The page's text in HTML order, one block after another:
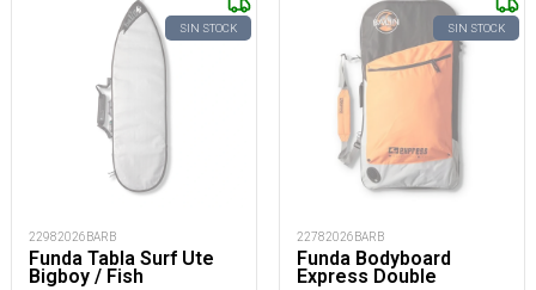
SIN STOCK
22982026BARB
Funda Tabla Surf Ute
Bigboy / Fish
SIN STOCK
22782026BARB
Funda Bodyboard
Express Double